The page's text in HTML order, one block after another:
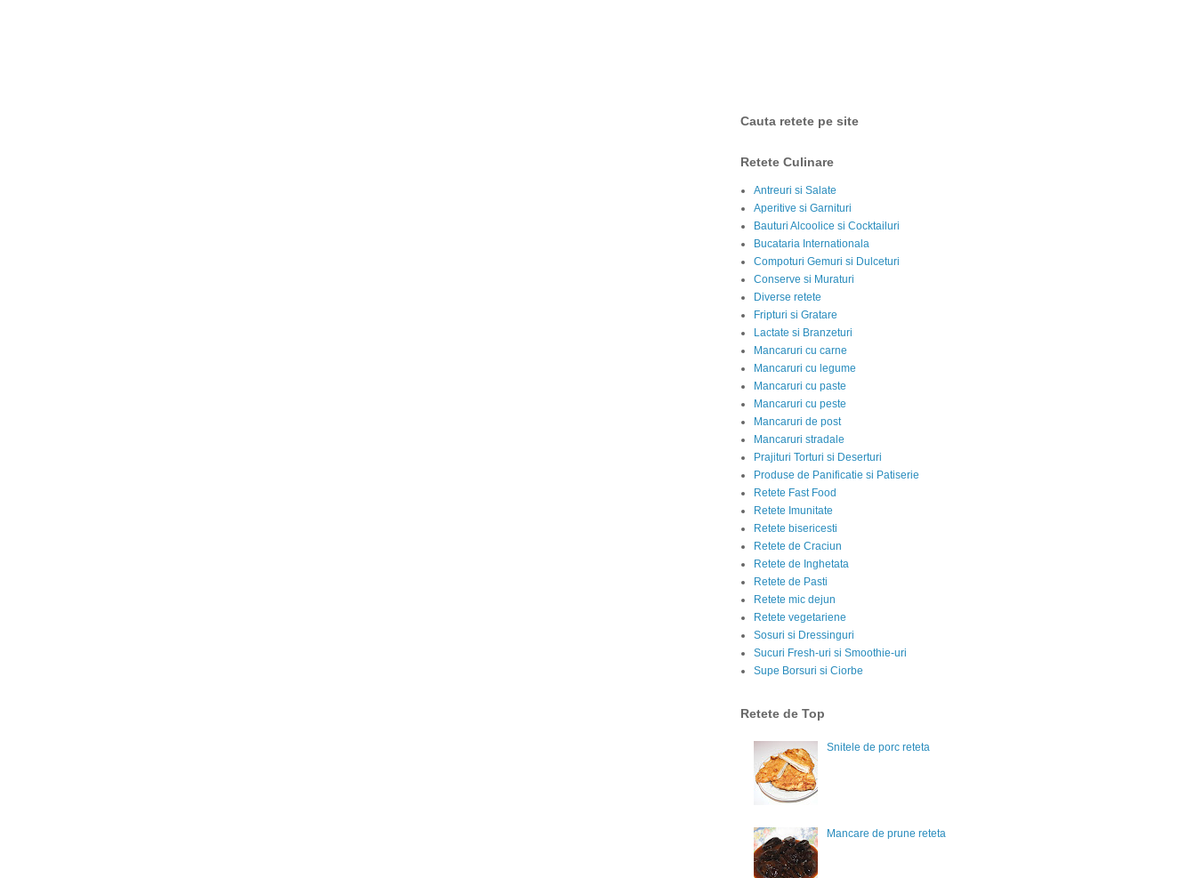
Cauta retete pe site
Retete Culinare
Antreuri si Salate
Aperitive si Garnituri
Bauturi Alcoolice si Cocktailuri
Bucataria Internationala
Compoturi Gemuri si Dulceturi
Conserve si Muraturi
Diverse retete
Fripturi si Gratare
Lactate si Branzeturi
Mancaruri cu carne
Mancaruri cu legume
Mancaruri cu paste
Mancaruri cu peste
Mancaruri de post
Mancaruri stradale
Prajituri Torturi si Deserturi
Produse de Panificatie si Patiserie
Retete Fast Food
Retete Imunitate
Retete bisericesti
Retete de Craciun
Retete de Inghetata
Retete de Pasti
Retete mic dejun
Retete vegetariene
Sosuri si Dressinguri
Sucuri Fresh-uri si Smoothie-uri
Supe Borsuri si Ciorbe
Retete de Top
Snitele de porc reteta
Mancare de prune reteta